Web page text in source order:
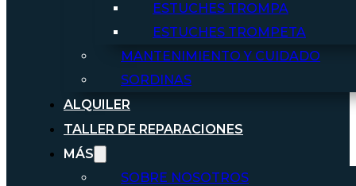
ESTUCHES TROMPA
ESTUCHES TROMPETA
MANTENIMIENTO Y CUIDADO
SORDINAS
ALQUILER
TALLER DE REPARACIONES
MÁS
SOBRE NOSOTROS